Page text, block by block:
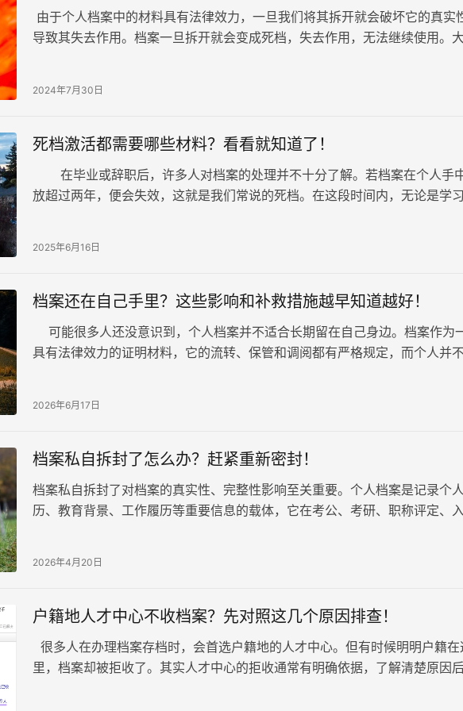
由于个人档案中的材料具有法律效力，一旦我们将其拆开就会破坏它的真实
导致其失去作用。档案一旦拆开就会变成死档，失去作用，无法继续使用。
解决。
2024年7月30日
死档激活都需要哪些材料？看看就知道了！
在毕业或辞职后，许多人对档案的处理并不十分了解。若档案在个人手
放超过两年，便会失效，这就是我们常说的死档。在这段时间内，无论是学
2025年6月16日
档案还在自己手里？这些影响和补救措施越早知道越好！
可能很多人还没意识到，个人档案并不适合长期留在自己身边。档案作为
具有法律效力的证明材料，它的流转、保管和调阅都有严格规定，而个人并
2026年6月17日
档案私自拆封了怎么办？赶紧重新密封！
档案私自拆封了对档案的真实性、完整性影响至关重要。个人档案是记录个
历、教育背景、工作履历等重要信息的载体，它在考公、考研、职称评定、
2026年4月20日
户籍地人才中心不收档案？先对照这几个原因排查！
很多人在办理档案存档时，会首选户籍地的人才中心。但有时候明明户籍在
里，档案却被拒收了。其实人才中心的拒收通常有明确依据，了解清楚原因